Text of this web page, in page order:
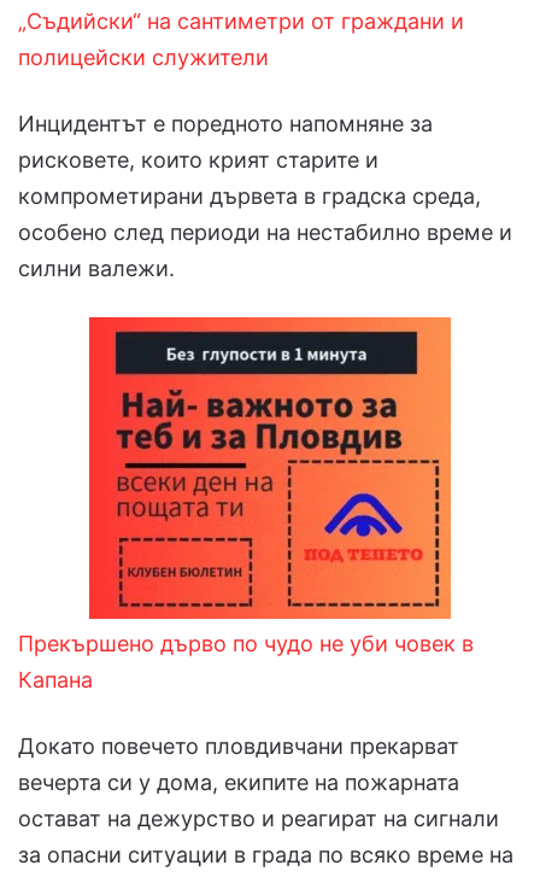
„Съдийски“ на сантиметри от граждани и
полицейски служители
Инцидентът е поредното напомняне за
рисковете, които крият старите и
компрометирани дървета в градска среда,
особено след периоди на нестабилно време и
силни валежи.
Прекършено дърво по чудо не уби човек в
Капана
Докато повечето пловдивчани прекарват
вечерта си у дома, екипите на пожарната
остават на дежурство и реагират на сигнали
за опасни ситуации в града по всяко време на